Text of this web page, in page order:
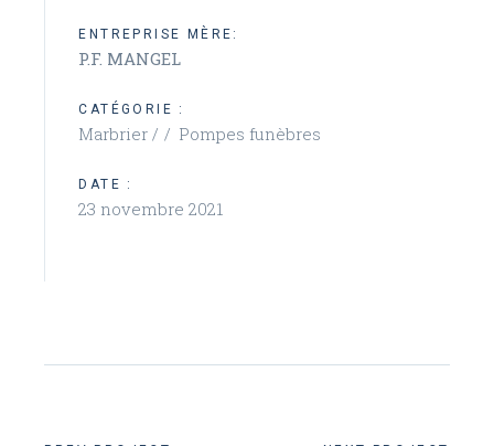
ENTREPRISE MÈRE:
P.F. MANGEL
CATÉGORIE :
Marbrier / Pompes funèbres
DATE :
23 novembre 2021